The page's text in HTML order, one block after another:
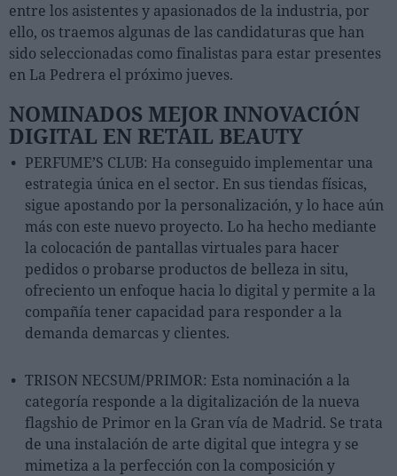
Lujo
Eventos
Ferias sectoriales
Formaciones destacadas
Opinión
Revista
Registrarse
INICIAR SESIÓN
entre los asistentes y apasionados de la industria, por
ello, os traemos algunas de las candidaturas que han
sido seleccionadas como finalistas para estar presentes
en La Pedrera el próximo jueves.
NOMINADOS MEJOR INNOVACIÓN
DIGITAL EN RETAIL BEAUTY
PERFUME’S CLUB: Ha conseguido implementar una
estrategia única en el sector. En sus tiendas físicas,
sigue apostando por la personalización, y lo hace aún
más con este nuevo proyecto. Lo ha hecho mediante
la colocación de pantallas virtuales para hacer
pedidos o probarse productos de belleza in situ,
ofreciento un enfoque hacia lo digital y permite a la
compañía tener capacidad para responder a la
demanda demarcas y clientes.
TRISON NECSUM/PRIMOR: Esta nominación a la
categoría responde a la digitalización de la nueva
flagshio de Primor en la Gran vía de Madrid. Se trata
de una instalación de arte digital que integra y se
mimetiza a la perfección con la composición y